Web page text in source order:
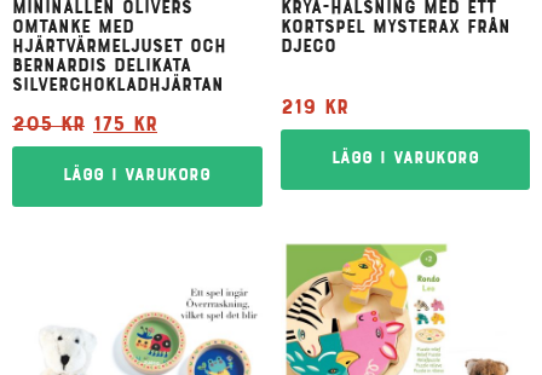
Mininallen Olivers
omtanke med
hjärtvärmeljuset och
Bernardis delikata
silverchokladhjärtan
205kr 175 kr
Lägg i varukorg
Krya-hälsning med ett
kortspel Mysterax från
Djeco
219 kr
Lägg i varukorg